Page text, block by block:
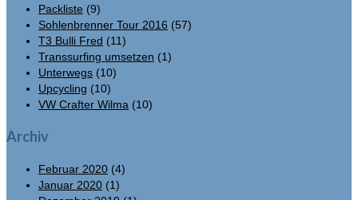
Packliste (9)
Sohlenbrenner Tour 2016 (57)
T3 Bulli Fred (11)
Transsurfing umsetzen (1)
Unterwegs (10)
Upcycling (10)
VW Crafter Wilma (10)
Archiv
Februar 2020 (4)
Januar 2020 (1)